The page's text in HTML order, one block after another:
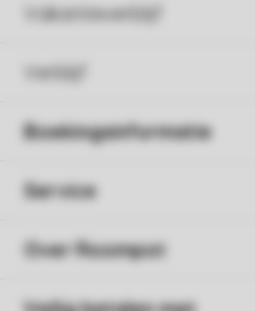
Vakantieverblijf
Verblijf
Boekingsinformatie
Service
Over Roompot